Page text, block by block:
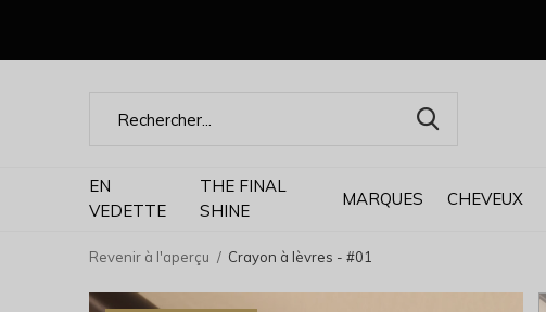
EN
VEDETTE
THE FINAL
SHINE
MARQUES CHEVEUX
Revenir à l'aperçu Crayon à lèvres - #01